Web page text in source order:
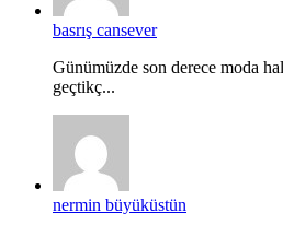
basrış cansever
Günümüzde son derece moda
geçtikç...
nermin büyüküstün